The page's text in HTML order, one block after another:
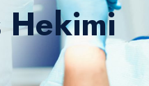
Hekimi